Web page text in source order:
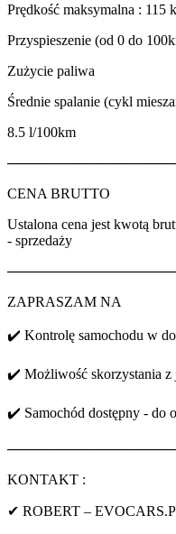
Prędkość maksymalna : 115
Przyspieszenie (od 0 do
Zużycie paliwa
Średnie spalanie (cykl
8.5 l/100km
CENA BRUTTO
Ustalona cena jest kwotą
- sprzedaży
ZAPRASZAM NA
✔️ Kontrolę samochodu w
✔️ Możliwość skorzystania z
✔️ Samochód dostępny - do
KONTAKT :
✔ ROBERT –